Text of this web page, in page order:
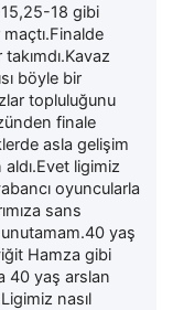
18 gibi
böyle bir
topluluğunu
finale
asla gelişim
ligimiz
oyuncularla
sans
yaş
Hamza gibi
40 yaş arslan
nasıl